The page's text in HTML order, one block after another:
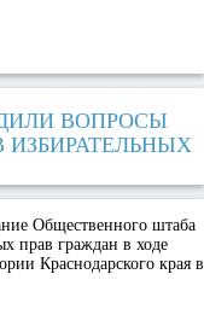
ВОПРОСЫ
Общественного штаба
прав граждан в ходе
Краснодарского края в